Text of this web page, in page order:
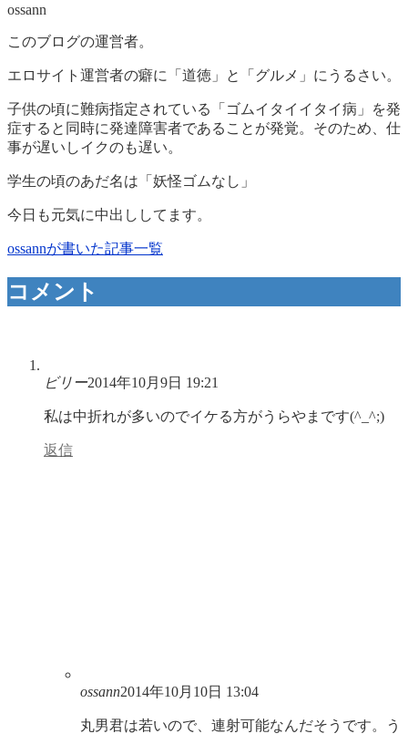
ossann
このブログの運営者。
エロサイト運営者の癖に「道徳」と「グルメ」にうるさい。
子供の頃に難病指定されている「ゴムイタイイタイ病」を発
症すると同時に発達障害者であることが発覚。そのため、仕
事が遅いしイクのも遅い。
学生の頃のあだ名は「妖怪ゴムなし」
今日も元気に中出ししてます。
ossannが書いた記事一覧
コメント
ビリー2014年10月9日 19:21
私は中折れが多いのでイケる方がうらやまです(^_^;)
返信
ossann2014年10月10日 13:04
丸男君は若いので、連射可能なんだそうです。う